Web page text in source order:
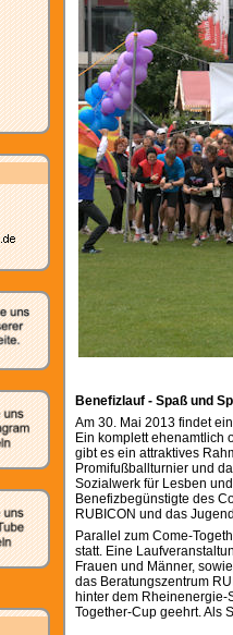
Benefizlauf - Spaß und
Am 30. Mai 2013 findet
Ein komplett ehenamtlich
gibt es ein attraktives
Promifußballturnier und
Sozialwerk für Lesben
Benefizbegünstigte des
RUBICON und das
Parallel zum Come-
statt. Eine
Frauen und Männer,
das Beratungszentrum
hinter dem Rheinenergie-
Together-Cup geehrt. Als